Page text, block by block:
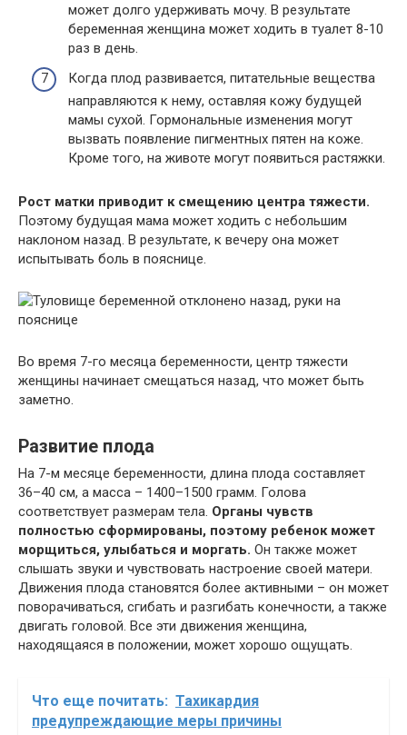
может долго удерживать мочу. В результате
беременная женщина может ходить в туалет 8-10
раз в день.
Когда плод развивается, питательные вещества
направляются к нему, оставляя кожу будущей
мамы сухой. Гормональные изменения могут
вызвать появление пигментных пятен на коже.
Кроме того, на животе могут появиться растяжки.
Рост матки приводит к смещению центра тяжести.
Поэтому будущая мама может ходить с небольшим
наклоном назад. В результате, к вечеру она может
испытывать боль в пояснице.
Во время 7-го месяца беременности, центр тяжести
женщины начинает смещаться назад, что может быть
заметно.
Развитие плода
На 7-м месяце беременности, длина плода составляет
36–40 см, а масса – 1400–1500 грамм. Голова
соответствует размерам тела. Органы чувств
полностью сформированы, поэтому ребенок может
морщиться, улыбаться и моргать. Он также может
слышать звуки и чувствовать настроение своей матери.
Движения плода становятся более активными – он может
поворачиваться, сгибать и разгибать конечности, а также
двигать головой. Все эти движения женщина,
находящаяся в положении, может хорошо ощущать.
Что еще почитать: Тахикардия
предупреждающие меры причины